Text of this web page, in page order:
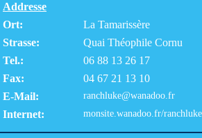
Addresse
Ort:
La Tamarissère
Strasse:
Quai Théophile Cornu
Tel.:
06 88 13 26 17
Fax:
04 67 21 13 10
E-Mail:
ranchluke@wanadoo.fr
Internet: monsite.wanadoo.fr/ranchluke